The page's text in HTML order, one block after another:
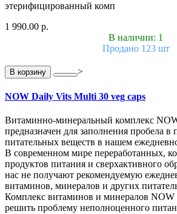
этерифицированный комп
1 990.00 р.
В наличии: 1
Продано 123 шт
В корзину >
NOW Daily Vits Multi 30 veg caps
Витаминно-минеральный комплекс
предназначен для заполнения пробела в
питательных веществ в нашем
В современном мире переработанных,
продуктов питания и сверхактивного
нас не получают рекомендуемую
витаминов, минералов и других
Комплекс витаминов и минералов NOW
решить проблему неполноценного питан